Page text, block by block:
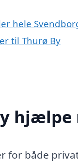
hele
til Thurø By
hjælpe
for både